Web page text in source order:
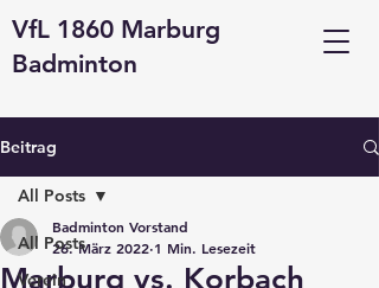
VfL 1860 Marburg
Badminton
Beitrag
All Posts
Verein
All Posts
Marburg vs. Korbach
Badminton Vorstand
26. März 2022 1 Min. Lesezeit